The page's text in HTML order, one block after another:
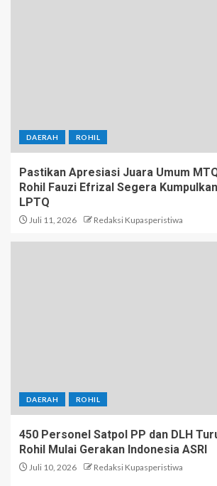
DAERAH ROHIL
Pastikan Apresiasi Juara Umum
Rohil Fauzi Efrizal Segera
LPTQ
Juli 11, 2026 Redaksi Kupasperistiwa
DAERAH ROHIL
450 Personel Satpol PP dan DLH
Rohil Mulai Gerakan Indonesia ASRI
Juli 10, 2026 Redaksi Kupasperistiwa